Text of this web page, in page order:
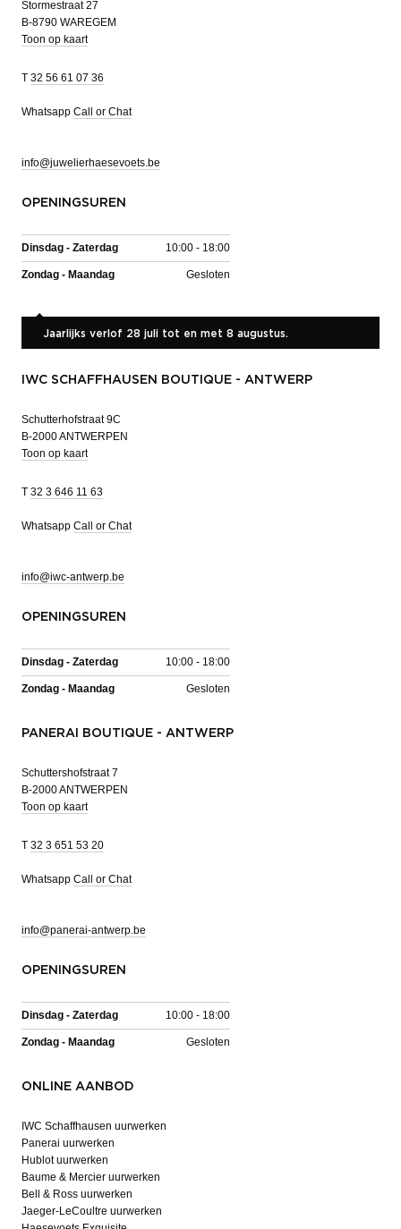
Stormestraat 27
B-8790 WAREGEM
Toon op kaart
T 32 56 61 07 36
Whatsapp Call or Chat
info@juwelierhaesevoets.be
OPENINGSUREN
Dinsdag - Zaterdag 10:00 - 18:00
Zondag - Maandag Gesloten
Jaarlijks verlof 28 juli tot en met 8 augustus.
IWC SCHAFFHAUSEN BOUTIQUE - ANTWERP
Schutterhofstraat 9C
B-2000 ANTWERPEN
Toon op kaart
T 32 3 646 11 63
Whatsapp Call or Chat
info@iwc-antwerp.be
OPENINGSUREN
Dinsdag - Zaterdag 10:00 - 18:00
Zondag - Maandag Gesloten
PANERAI BOUTIQUE - ANTWERP
Schuttershofstraat 7
B-2000 ANTWERPEN
Toon op kaart
T 32 3 651 53 20
Whatsapp Call or Chat
info@panerai-antwerp.be
OPENINGSUREN
Dinsdag - Zaterdag 10:00 - 18:00
Zondag - Maandag Gesloten
ONLINE AANBOD
IWC Schaffhausen uurwerken
Panerai uurwerken
Hublot uurwerken
Baume & Mercier uurwerken
Bell & Ross uurwerken
Jaeger-LeCoultre uurwerken